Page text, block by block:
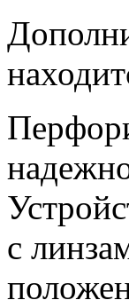
с